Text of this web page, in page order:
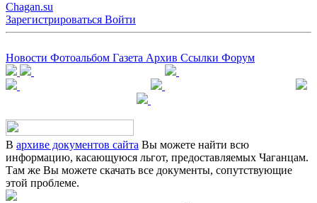
Chagan.su
Зарегистрироваться Войти
Новости Фотоальбом Газета Архив Ссылки Форум
В архиве документов сайта Вы можете найти всю
информацию, касающуюся льгот, предоставляемых Чаганцам.
Там же Вы можете скачать все документы, сопутствующие
этой проблеме.